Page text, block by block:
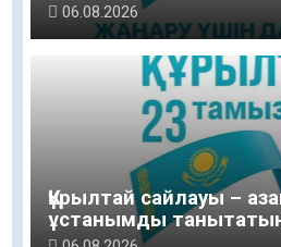
06.08.2026
Құрылтай сайлауы –
ұстанымды
қадам